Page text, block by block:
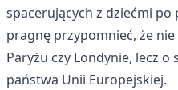
spacerujących z dziećmi
pragnę przypomnieć, że
Paryżu czy Londynie, lecz
państwa Unii Europejskiej.